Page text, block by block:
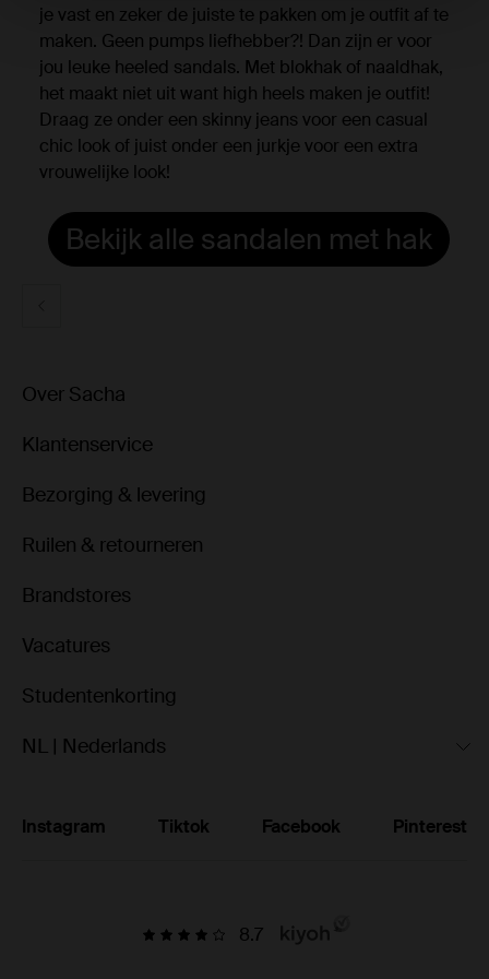
je vast en zeker de juiste te pakken om je outfit af te
maken. Geen pumps liefhebber?! Dan zijn er voor
jou leuke heeled sandals. Met blokhak of naaldhak,
het maakt niet uit want high heels maken je outfit!
Draag ze onder een skinny jeans voor een casual
chic look of juist onder een jurkje voor een extra
vrouwelijke look!
Bekijk alle sandalen met hak
Over Sacha
Klantenservice
Bezorging & levering
Ruilen & retourneren
Brandstores
Vacatures
Studentenkorting
NL | Nederlands
Instagram Tiktok Facebook Pinterest
8.7